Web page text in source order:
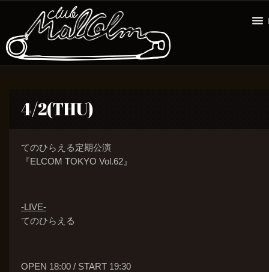
4/2(THU)
てのひらえる定期公演
『ELCOM TOKYO Vol.62』
-LIVE-
てのひらえる
OPEN 18:00 / START 19:30